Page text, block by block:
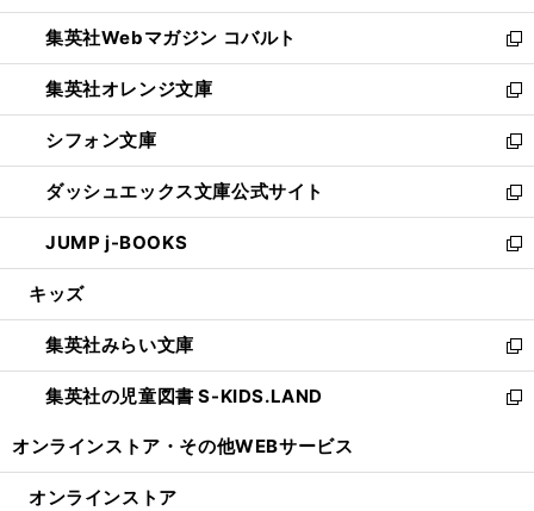
開
く
ウ
で
開
く
ン
ド
ウ
で
開
く
ウ
ィ
ン
ド
ウ
で
開
く
集英社Webマガジン コバルト
新
し
い
ウ
ィ
ン
ド
ウ
で
開
集英社オレンジ文庫
新
し
い
ウ
ィ
ン
ド
ウ
開
く
シフォン文庫
新
し
い
ウ
ィ
ン
ウ
で
開
く
ダッシュエックス文庫公式サイト
新
し
い
ウ
ン
ド
ウ
で
JUMP j-BOOKS
新
し
ウ
ィ
ン
ド
開
キッズ
集英社みらい文庫
新
し
い
ン
集英社の児童図書 S-KIDS.LAND
新
ウ
オンラインストア・ その他WEBサービス
オンラインストア